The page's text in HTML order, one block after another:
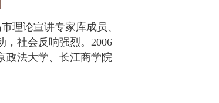
理论宣讲专家库成员、
，社会反响强烈。2006
政法大学、长江商学院